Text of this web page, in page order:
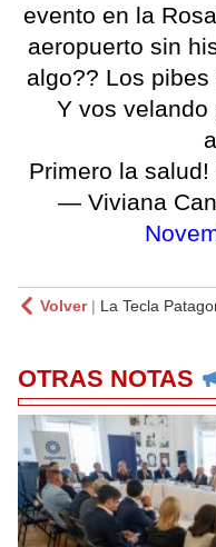
evento en la
aeropuerto sin
algo?? Los
Y vos velando
Primero la
— Viviana
Volver| La Tecla
OTRAS NOTAS